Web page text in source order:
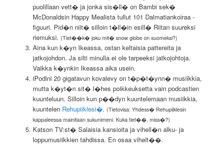
puolillaan vett� ja jonka sis�ll� on Bambi sek�
McDonaldsin Happy Mealista tullut 101 Dalmatiankoiraa -
figuuri. Pid�n niit� silloin t�ll�in esill� Riitan suureksi
riemuksi. (Tiet��k� joku mit� snow globe on suomeksi?)
Aina kun k�yn Ikeassa, ostan keltaisia pattereita ja
jatkojohdon. Ja silti minulla ei ole tarpeeksi jatkojohtoja.
Vaikka k�ynkin Ikeassa aika usein.
iPodini 20 gigatavun kovalevy on t�p�t�ynn� musiikkia,
mutta k�yt�n sit� l�hes poikkeuksetta vain podcastien
kuunteluun. Silloin kun p��dyn kuuntelemaan musiikkia,
kuuntelen Rehupiiklesi�. (Tietovisa: Yhdess� Rehupiiklesin
kappaleessa mainitaan sukunimeni. Kuka tiet��, miss�?)
Katson TV:st� Salaisia kansioita ja vihell�n alku- ja
loppumusiikkien tahdissa. En osaa vihelt��.